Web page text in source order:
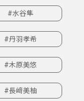
#水谷隼
#丹羽孝希
#木原美悠
#長﨑美柚